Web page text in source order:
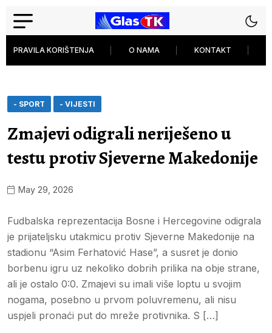
PRAVILA KORIŠTENJA O NAMA KONTAKT
- SPORT - VIJESTI
Zmajevi odigrali neriješeno u
testu protiv Sjeverne Makedonije
May 29, 2026
Fudbalska reprezentacija Bosne i Hercegovine odigrala
je prijateljsku utakmicu protiv Sjeverne Makedonije na
stadionu “Asim Ferhatović Hase”, a susret je donio
borbenu igru uz nekoliko dobrih prilika na obje strane,
ali je ostalo 0:0. Zmajevi su imali više loptu u svojim
nogama, posebno u prvom poluvremenu, ali nisu
uspjeli pronaći put do mreže protivnika. S […]